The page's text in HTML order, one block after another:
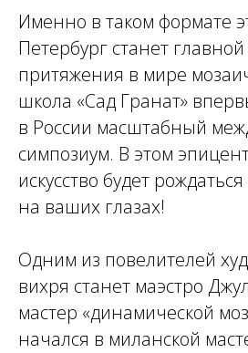
Именно в таком формате
Петербург станет главной
притяжения в мире
школа «Сад Гранат»
в России масштабный
симпозиум. В этом
искусство будет
на ваших глазах!
Одним из повелителей
вихря станет маэстро
мастер «динамической
начался в миланской